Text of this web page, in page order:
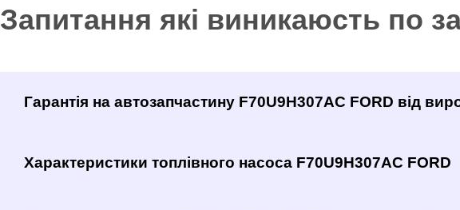
Запитання які виникаюсть по
Гарантія на автозапчастину F70U9H307AC FORD від
Характеристики топлівного насоса F70U9H307AC FORD